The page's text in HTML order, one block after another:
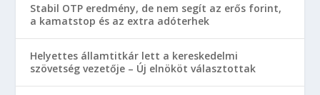
Stabil OTP eredmény, de nem segít az erős forint,
a kamatstop és az extra adóterhek
Helyettes államtitkár lett a kereskedelmi
szövetség vezetője – Új elnököt választottak